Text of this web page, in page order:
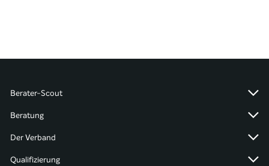
Berater-Scout
Beratung
Der Verband
Qualifizierung